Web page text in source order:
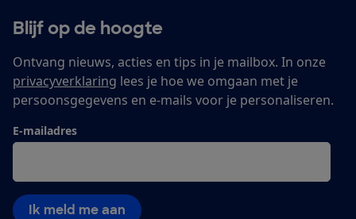
Blijf op de hoogte
Ontvang nieuws, acties en tips in je mailbox. In onze
privacyverklaring lees je hoe we omgaan met je
persoonsgegevens en e-mails voor je personaliseren.
E-mailadres
Ik meld me aan